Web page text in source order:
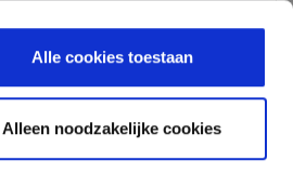
Alle cookies toestaan
Alleen noodzakelijke cookies